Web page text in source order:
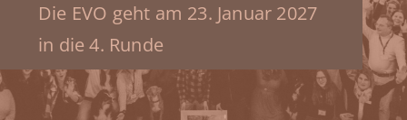
Die EVO geht am 23. Januar 2027
in die 4. Runde